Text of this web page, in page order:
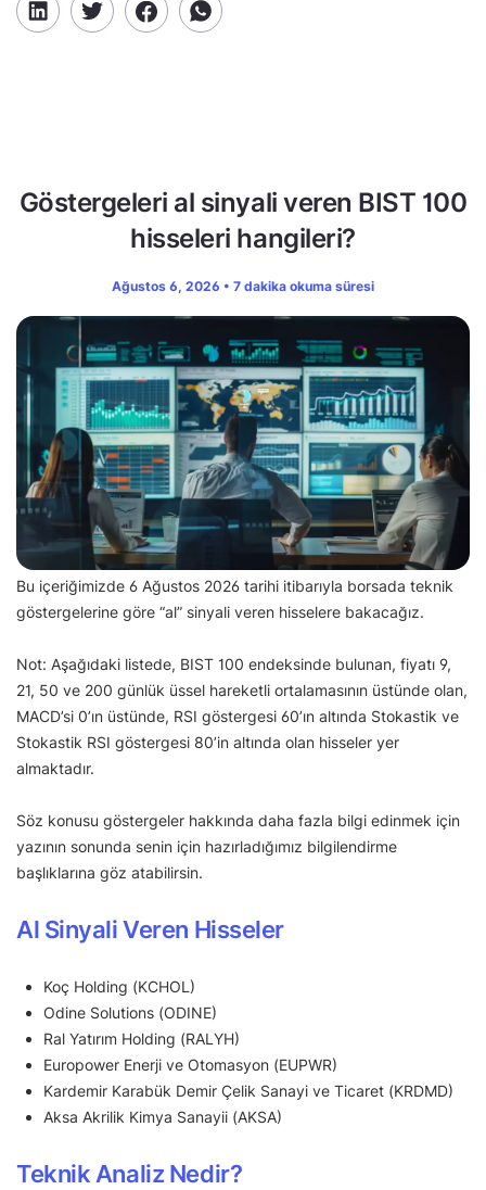
Göstergeleri al sinyali veren BIST 100
hisseleri hangileri?
Ağustos 6, 2026 • 7 dakika okuma süresi
Bu içeriğimizde 6 Ağustos 2026 tarihi itibarıyla borsada teknik
göstergelerine göre “al” sinyali veren hisselere bakacağız.
Not: Aşağıdaki listede, BIST 100 endeksinde bulunan, fiyatı 9,
21, 50 ve 200 günlük üssel hareketli ortalamasının üstünde olan,
MACD’si 0’ın üstünde, RSI göstergesi 60’ın altında Stokastik ve
Stokastik RSI göstergesi 80’in altında olan hisseler yer
almaktadır.
Söz konusu göstergeler hakkında daha fazla bilgi edinmek için
yazının sonunda senin için hazırladığımız bilgilendirme
başlıklarına göz atabilirsin.
Al Sinyali Veren Hisseler
Koç Holding (KCHOL)
Odine Solutions (ODINE)
Ral Yatırım Holding (RALYH)
Europower Enerji ve Otomasyon (EUPWR)
Kardemir Karabük Demir Çelik Sanayi ve Ticaret (KRDMD)
Aksa Akrilik Kimya Sanayii (AKSA)
Teknik Analiz Nedir?